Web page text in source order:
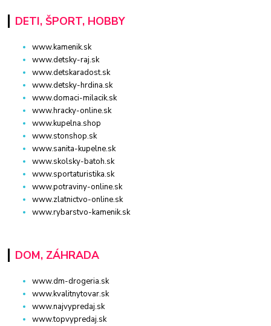
DETI, ŠPORT, HOBBY
www.kamenik.sk
www.detsky-raj.sk
www.detskaradost.sk
www.detsky-hrdina.sk
www.domaci-milacik.sk
www.hracky-online.sk
www.kupelna.shop
www.stonshop.sk
www.sanita-kupelne.sk
www.skolsky-batoh.sk
www.sportaturistika.sk
www.potraviny-online.sk
www.zlatnictvo-online.sk
www.rybarstvo-kamenik.sk
DOM, ZÁHRADA
www.dm-drogeria.sk
www.kvalitnytovar.sk
www.najvypredaj.sk
www.topvypredaj.sk